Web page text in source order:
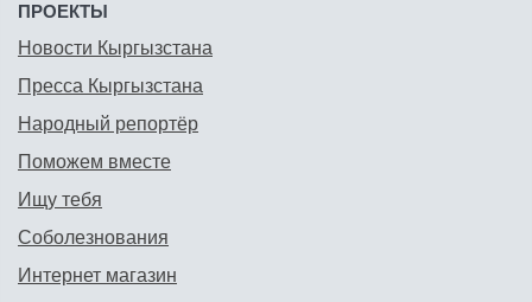
ПРОЕКТЫ
Новости Кыргызстана
Пресса Кыргызстана
Народный репортёр
Поможем вместе
Ищу тебя
Соболезнования
Интернет магазин